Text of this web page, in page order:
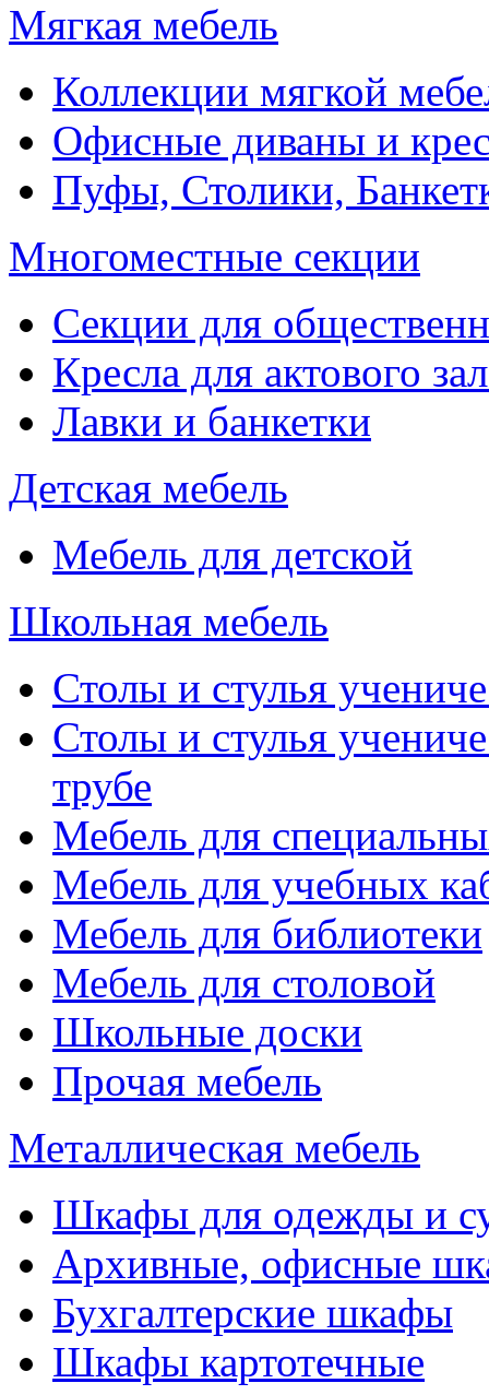
Мягкая мебель
Коллекции мягкой
Офисные диваны и
Пуфы, Столики,
Многоместные секции
Секции для
Кресла для актового
Лавки и банкетки
Детская мебель
Мебель для детской
Школьная мебель
Столы и стулья
Столы и стулья
трубе
Мебель для
Мебель для учебных
Мебель для библиотеки
Мебель для столовой
Школьные доски
Прочая мебель
Металлическая мебель
Шкафы для одежды и
Архивные, офисные
Бухгалтерские шкафы
Шкафы картотечные